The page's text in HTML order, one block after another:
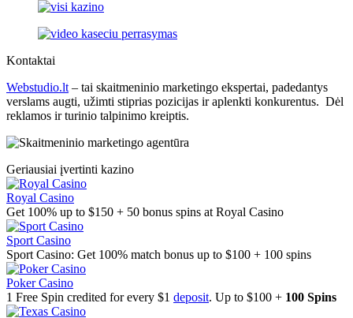
Kontaktai
Webstudio.lt – tai skaitmeninio marketingo ekspertai, padedantys
verslams augti, užimti stiprias pozicijas ir aplenkti konkurentus. Dėl
reklamos ir turinio talpinimo kreiptis.
Geriausiai įvertinti kazino
Royal Casino
Get 100% up to $150 + 50 bonus spins at Royal Casino
Sport Casino
Sport Casino: Get 100% match bonus up to $100 + 100 spins
Poker Casino
1 Free Spin credited for every $1 deposit. Up to $100 + 100 Spins